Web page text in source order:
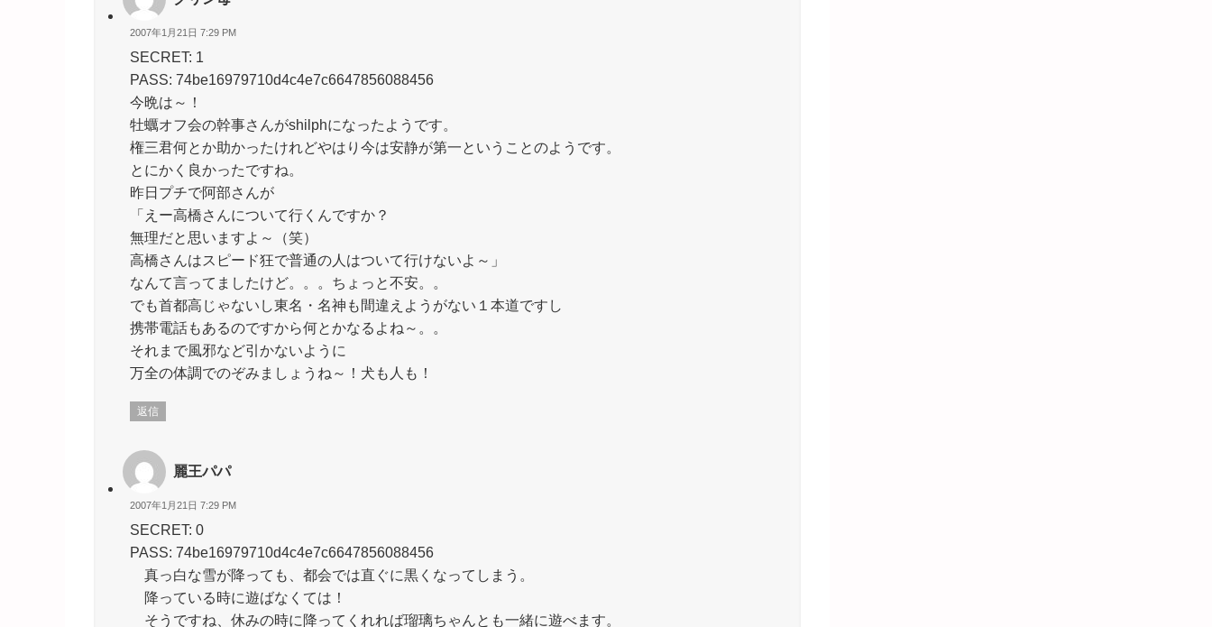
2007年1月21日 7:29 PM
SECRET: 1
PASS: 74be16979710d4c4e7c6647856088456
今晩は～！
牡蠣オフ会の幹事さんがshilphになったようです。
権三君何とか助かったけれどやはり今は安静が第一ということのようです。
とにかく良かったですね。
昨日プチで阿部さんが
「えー高橋さんについて行くんですか？
無理だと思いますよ～（笑）
高橋さんはスピード狂で普通の人はついて行けないよ～」
なんて言ってましたけど。。。ちょっと不安。。
でも首都高じゃないし東名・名神も間違えようがない１本道ですし
携帯電話もあるのですから何とかなるよね～。。
それまで風邪など引かないように
万全の体調でのぞみましょうね～！犬も人も！
返信
麗王パパ
2007年1月21日 7:29 PM
SECRET: 0
PASS: 74be16979710d4c4e7c6647856088456
真っ白な雪が降っても、都会では直ぐに黒くなってしまう。
降っている時に遊ばなくては！
そうですね、休みの時に降ってくれれば瑠璃ちゃんとも一緒に遊べます。